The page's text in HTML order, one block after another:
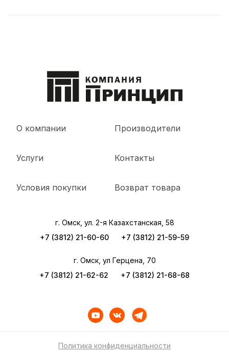
О компании
Услуги
Условия покупки
Производители
Контакты
Возврат товара
г. Омск, ул. 2-я Казахстанская, 58
+7 (3812) 21-60-60
+7 (3812) 21-59-59
г. Омск, ул Герцена, 70
+7 (3812) 21-62-62
+7 (3812) 21-68-68
Политика конфиденциальности